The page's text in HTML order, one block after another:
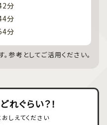
分
分
分
参考としてご活用ください。
れぐらい？！
しえてください